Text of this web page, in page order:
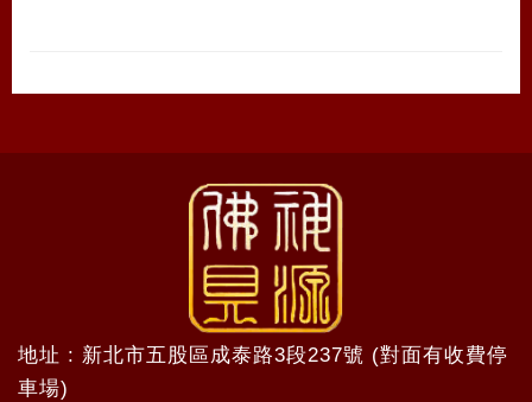
地址 : 新北市五股區成泰路3段237號 (對面有收費停
車場)